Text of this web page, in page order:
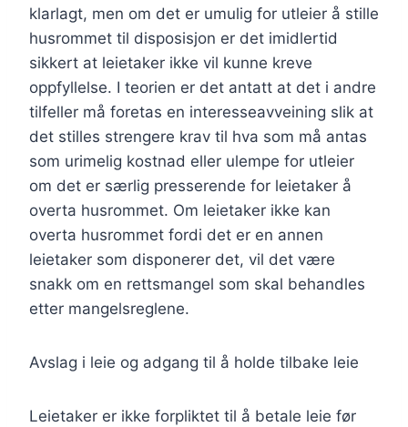
klarlagt, men om det er umulig for utleier å stille
husrommet til disposisjon er det imidlertid
sikkert at leietaker ikke vil kunne kreve
oppfyllelse. I teorien er det antatt at det i andre
tilfeller må foretas en interesseavveining slik at
det stilles strengere krav til hva som må antas
som urimelig kostnad eller ulempe for utleier
om det er særlig presserende for leietaker å
overta husrommet. Om leietaker ikke kan
overta husrommet fordi det er en annen
leietaker som disponerer det, vil det være
snakk om en rettsmangel som skal behandles
etter mangelsreglene.
Avslag i leie og adgang til å holde tilbake leie
Leietaker er ikke forpliktet til å betale leie før